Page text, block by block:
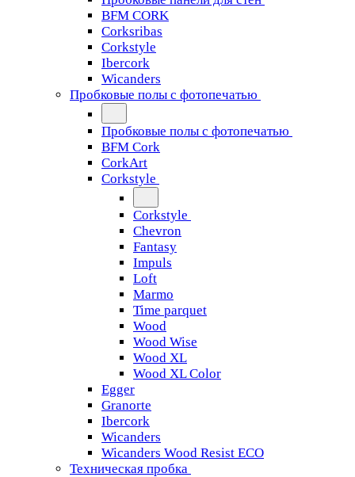
BFM CORK
Corksribas
Corkstyle
Ibercork
Wicanders
Пробковые полы с фотопечатью
Пробковые полы с фотопечатью
BFM Cork
CorkArt
Corkstyle
Corkstyle
Chevron
Fantasy
Impuls
Loft
Marmo
Time parquet
Wood
Wood Wise
Wood XL
Wood XL Color
Egger
Granorte
Ibercork
Wicanders
Wicanders Wood Resist ECO
Техническая пробка